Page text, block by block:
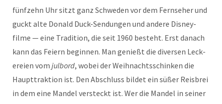
fün­fzehn Uhr sitzt ganz Schwe­den vor dem Fernse­her und
guckt alte Don­ald Duck-Sendun­gen und andere Dis­ney­
filme — eine Tra­di­tion, die seit 1960 beste­ht. Erst danach
kann das Feiern begin­nen. Man genießt die diversen Leck­
ereien vom jul­bord, wobei der Wei­h­nachtss­chinken die
Haupt­trak­tion ist. Den Abschluss bildet ein süßer Reis­brei
in dem eine Man­del ver­steckt ist. Wer die Man­del in sein­er